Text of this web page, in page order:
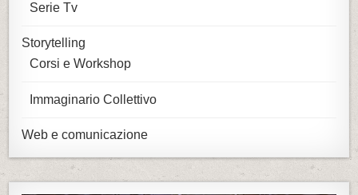
Serie Tv
Storytelling
Corsi e Workshop
Immaginario Collettivo
Web e comunicazione